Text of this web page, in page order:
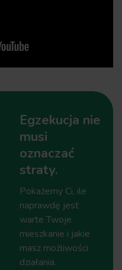
Egzekucja nie
musi
oznaczać
straty.
Pokażemy Ci, ile
naprawdę jest
warte Twoje
mieszkanie i jakie
masz możliwości
działania.